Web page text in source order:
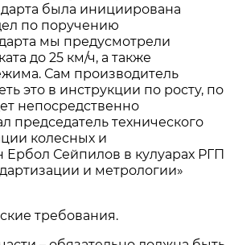
была инициирована
по поручению
мы предусмотрели
до 25 км/ч, а также
Сам производитель
это в инструкции по росту, по
непосредственно
председатель технического
колесных и
Сейпилов в кулуарах РГП
и метрологии»
требования.